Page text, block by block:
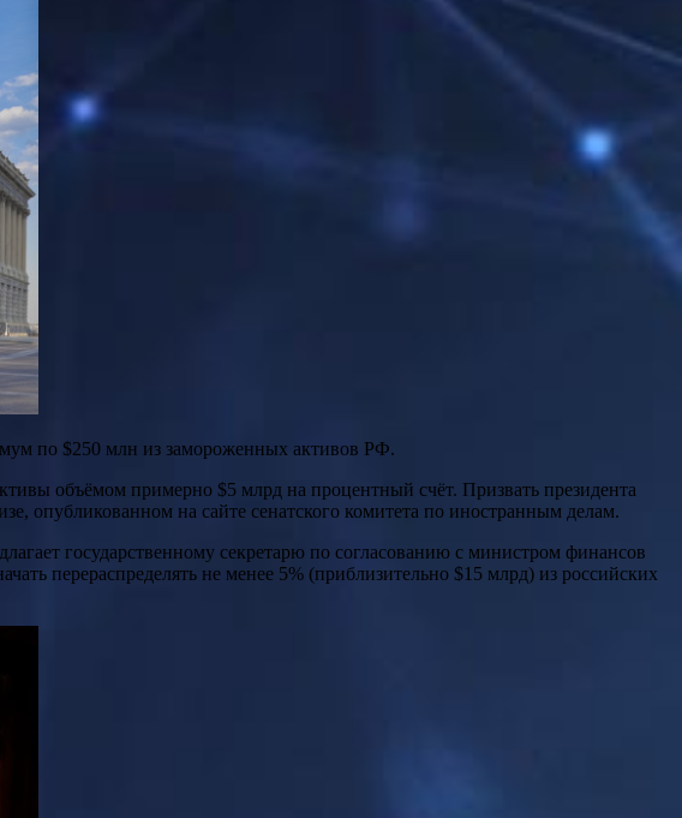
по $250 млн из замороженных активов РФ.
объёмом примерно $5 млрд на процентный счёт. Призвать президента
опубликованном на сайте сенатского комитета по иностранным делам.
государственному секретарю по согласованию с министром финансов
перераспределять не менее 5% (приблизительно $15 млрд) из российских